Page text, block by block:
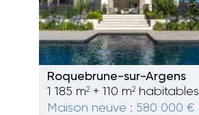
Roquebrune-sur-Argens
1 185 m2 + 110 m2
habitables
Maison neuve : 580 000 €